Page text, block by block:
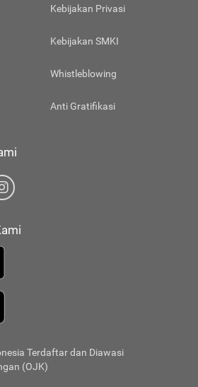
Kebijakan Privasi
Kebijakan SMKI
Whistleblowing
Anti Gratifikasi
Terdaftar dan Diawasi
(OJK)